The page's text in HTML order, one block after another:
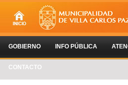
GOBIERNO INFO PÚBLICA
CONTACTO